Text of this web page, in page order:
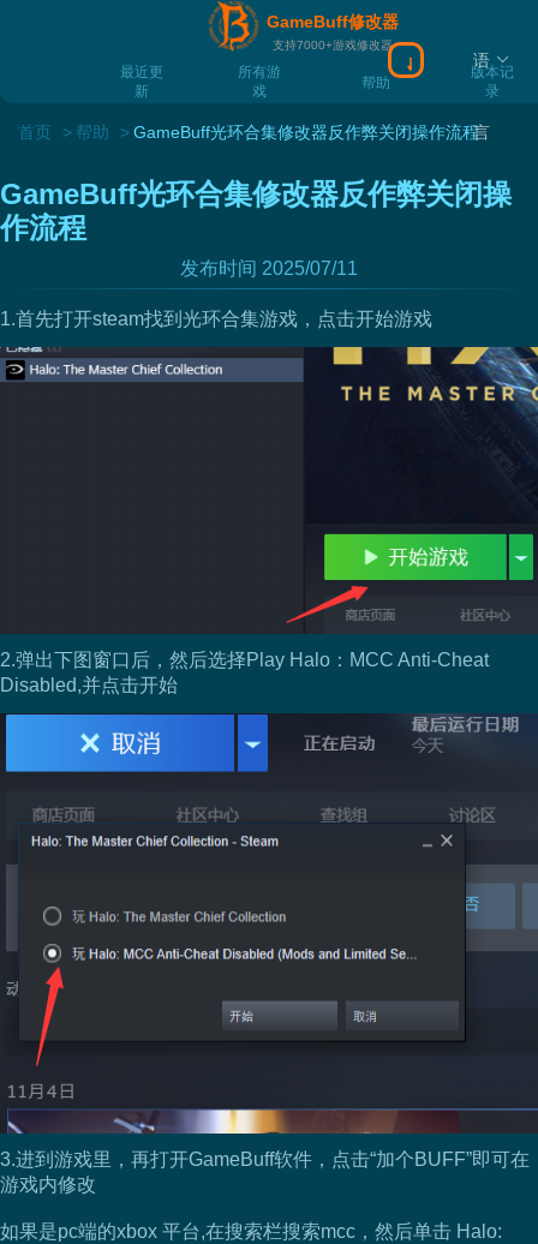
GameBuff修改器
支持7000+游戏修改器
最近更
新
所有游
戏
帮助
版本记
录
语
言
首页 帮助 GameBuff光环合集修改器反作弊关闭操作流程
GameBuff光环合集修改器反作弊关闭操
作流程
发布时间 2025/07/11
1.首先打开steam找到光环合集游戏，点击开始游戏
2.弹出下图窗口后，然后选择Play Halo：MCC Anti-Cheat
Disabled,并点击开始
3.进到游戏里，再打开GameBuff软件，点击“加个BUFF”即可在
游戏内修改
如果是pc端的xbox 平台,在搜索栏搜索mcc，然后单击 Halo: